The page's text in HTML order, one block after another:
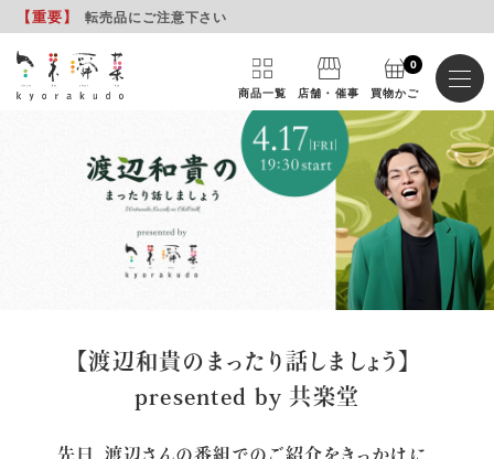
【重要】 転売品にご注意下さい
商品一覧 店舗・催事 買物かご
0
【渡辺和貴のまったり話しましょう】
presented by 共楽堂
先日、渡辺さんの番組でのご紹介をきっかけに、